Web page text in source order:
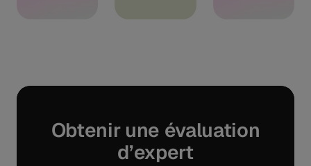
Obtenir une évaluation
d’expert